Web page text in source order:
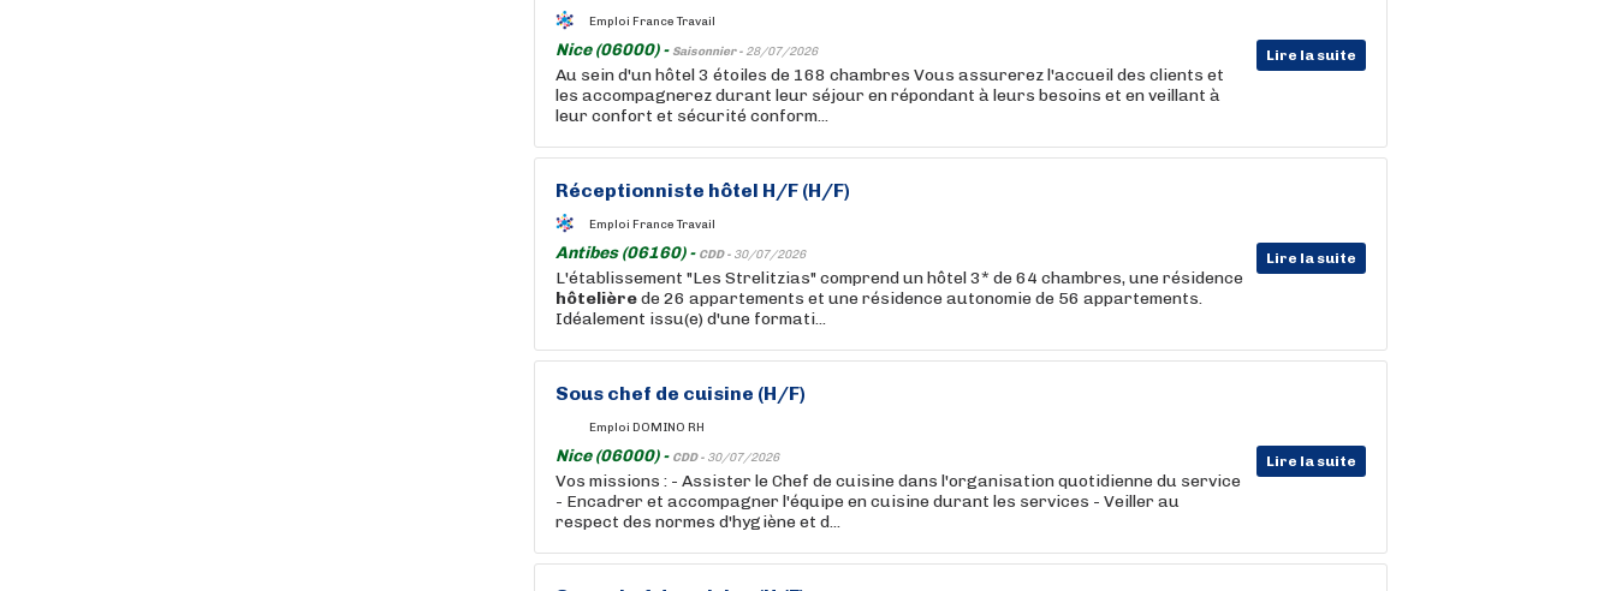
Emploi France Travail
Nice (06000) - Saisonnier - 28/07/2026 Lire la suite
Au sein d'un hôtel 3 étoiles de 168 chambres Vous assurerez l'accueil des clients et
les accompagnerez durant leur séjour en répondant à leurs besoins et en veillant à
leur confort et sécurité conform...
Réceptionniste hôtel H/F (H/F)
Emploi France Travail
Antibes (06160) - CDD - 30/07/2026 Lire la suite
L'établissement "Les Strelitzias" comprend un hôtel 3* de 64 chambres, une résidence
hôtelièrede 26 appartements et une résidence autonomie de 56 appartements.
Idéalement issu(e) d'une formati...
Sous chef de cuisine (H/F)
Emploi DOMINO RH
Nice (06000) - CDD - 30/07/2026 Lire la suite
Vos missions : - Assister le Chef de cuisine dans l'organisation quotidienne du service
- Encadrer et accompagner l'équipe en cuisine durant les services - Veiller au
respect des normes d'hygiène et d...